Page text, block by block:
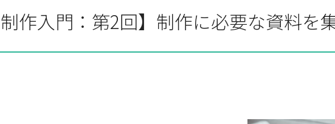
制作入門：第2回】制作に必要な資料を